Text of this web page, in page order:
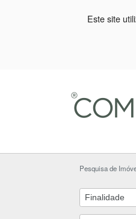
Este site
Pesquisa de